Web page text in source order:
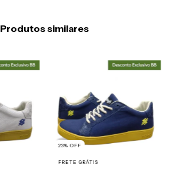
Produtos similares
23%OFF
FRETE GRÁTIS